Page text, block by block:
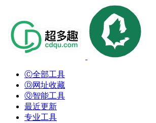
Ⓒ全部工具
Ⓓ网址收藏
Ⓠ智能工具
最近更新
专业工具